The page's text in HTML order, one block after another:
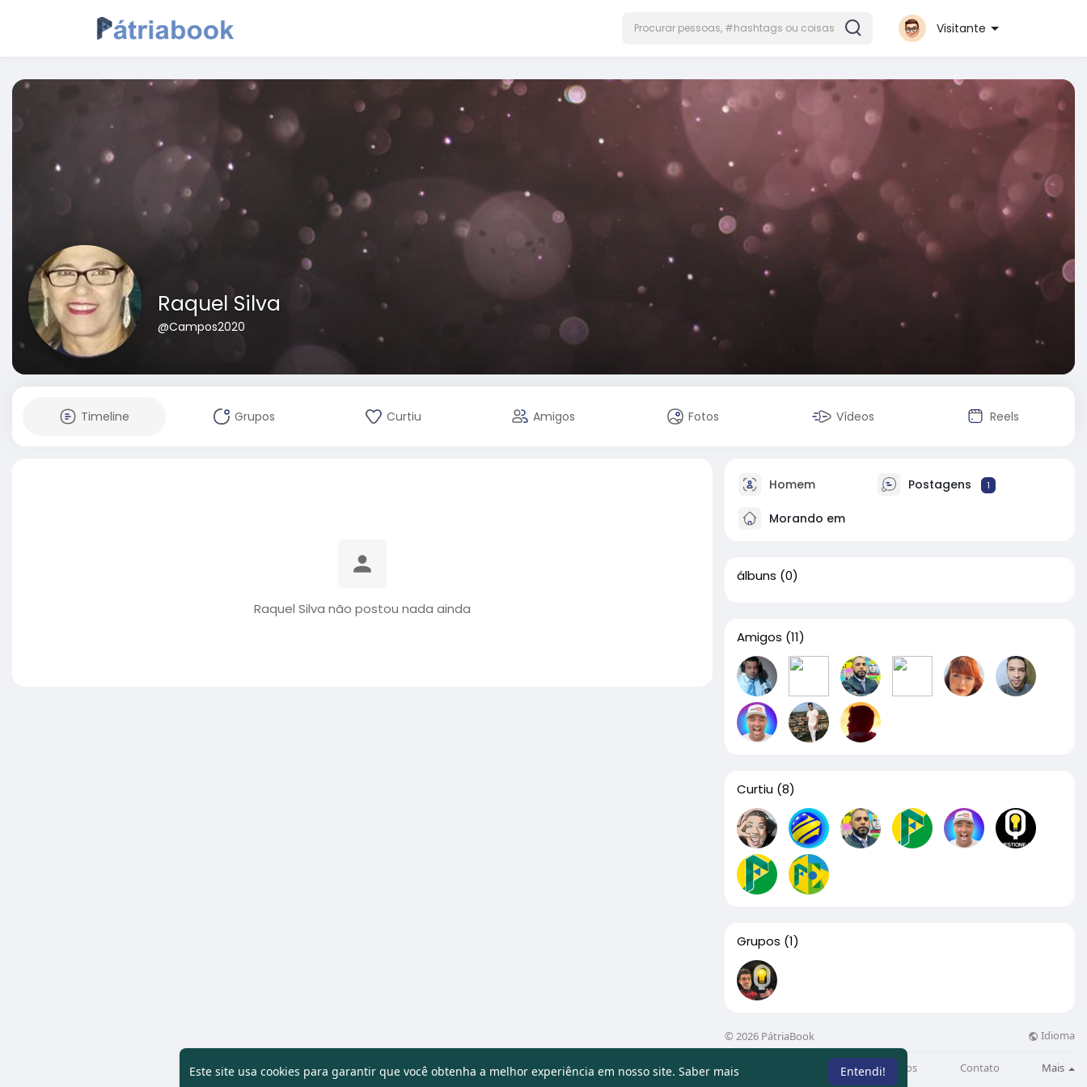
Este site usa cookies para garantir que você obtenha a melhor experiência em nosso site. Saber mais Entendi!
Visitante
Raquel Silva
@Campos2020
Timeline Grupos Curtiu Amigos Fotos Vídeos Reels
Raquel Silva não postou nada ainda
Homem Postagens 1
Morando em
álbuns (0)
Amigos (11)
Curtiu (8)
Grupos (1)
© 2026 PátriaBook Idioma
Sobre Artigos Contato Mais